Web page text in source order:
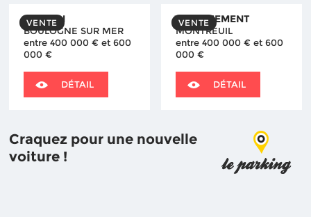
VENTE
MAISON
BOULOGNE SUR MER
entre 400 000 € et 600
000 €
DÉTAIL
VENTE
APPARTEMENT
MONTREUIL
entre 400 000 € et 600
000 €
DÉTAIL
Craquez pour une nouvelle
voiture !